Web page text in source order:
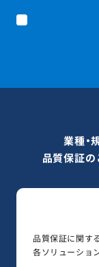
業種・
品質保証の
品質保証に関す
各ソリューショ